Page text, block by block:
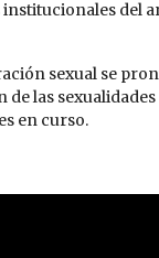
del
sexual se
las
en curso.